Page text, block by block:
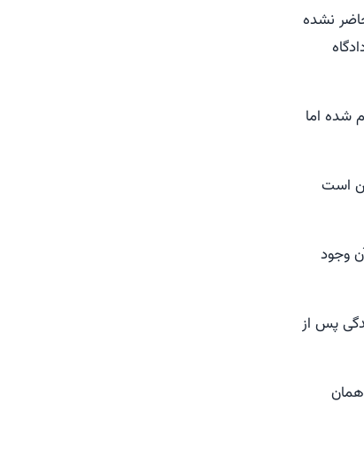
نشده
شده اما
است
وجود
رسیدگی پس از